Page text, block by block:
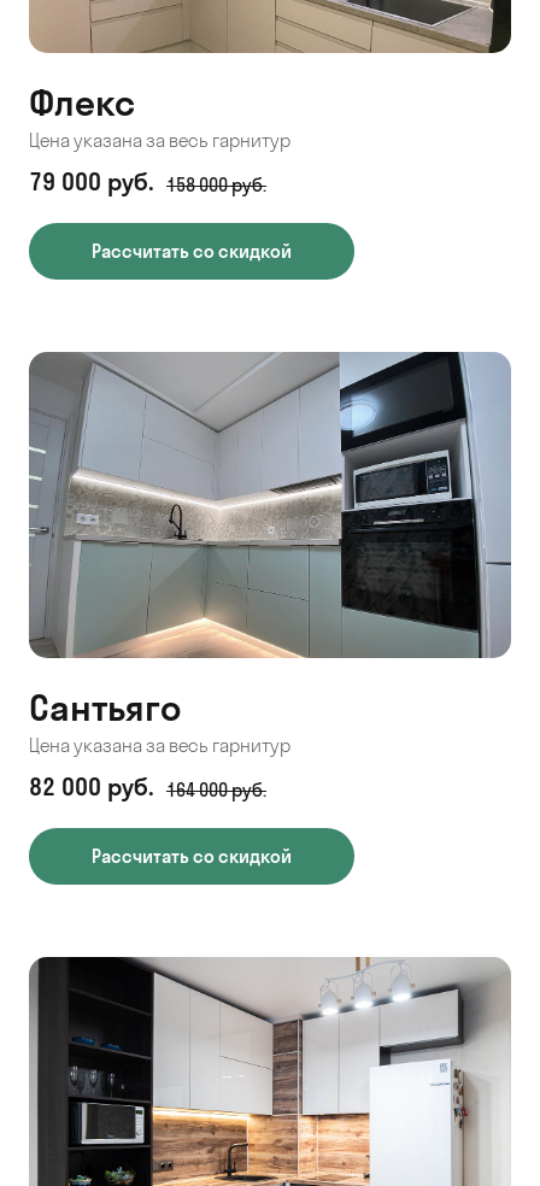
Флекс
Цена указана за весь гарнитур
79 000 руб. 158 000 руб.
Рассчитать со скидкой
Сантьяго
Цена указана за весь гарнитур
82 000 руб. 164 000 руб.
Рассчитать со скидкой